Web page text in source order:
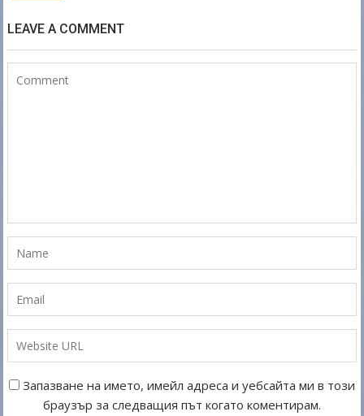
LEAVE A COMMENT
Запазване на името, имейл адреса и уебсайта ми в този
браузър за следващия път когато коментирам.